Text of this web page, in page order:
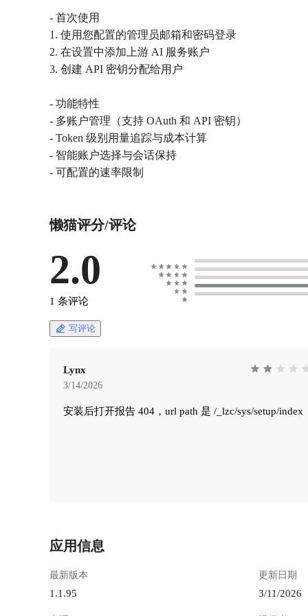
- 首次使用
1. 使用您配置的管理员邮箱和密码登录
2. 在设置中添加上游 AI 服务账户
3. 创建 API 密钥分配给用户
- 功能特性
- 多账户管理（支持 OAuth 和 API 密钥）
- Token 级别用量追踪与成本计算
- 智能账户选择与会话保持
- 可配置的速率限制
懒猫评分/评论
2.0
1 条评论
写评论
Lynx
3/14/2026
安装后打开报告 404，url path 是 /_lzc/sys/setup/index
应用信息
最新版本
1.1.95
更新日期
3/11/2026